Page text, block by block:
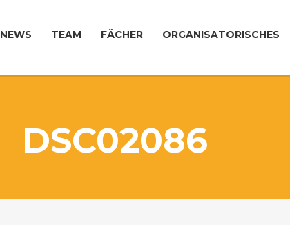
NEWS TEAM FÄCHER ORGANISATORISCHES
DSC02086